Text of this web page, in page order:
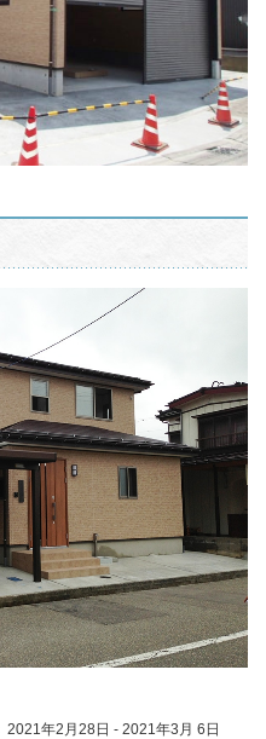
2021年2月28日 - 2021年3月 6日